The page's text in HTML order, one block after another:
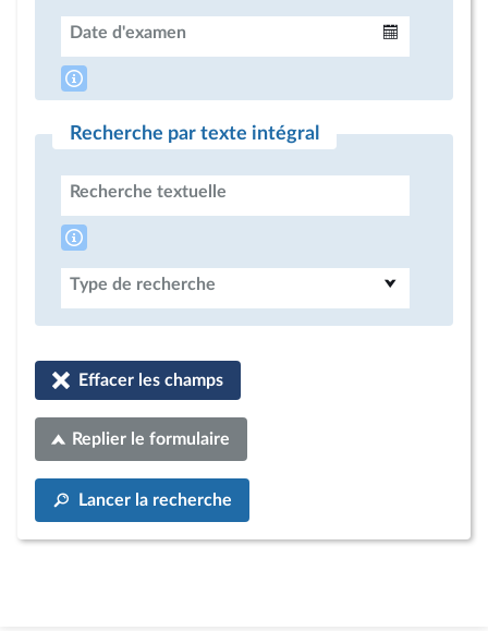
Date d'examen
Recherche par texte intégral
Recherche textuelle
Type de recherche
Effacer les champs
Replier le formulaire
Lancer la recherche